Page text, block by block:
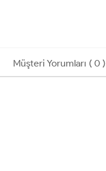
Müşteri Yorumları ( 0 )